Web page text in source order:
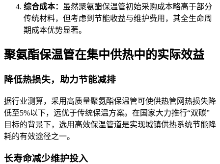
综合成本：
虽然聚氨酯保温管初始采购成本略高于部分
传统材料，但考虑到节能收益与维护费用，其全生命周
期成本优势显著。
聚氨酯保温管在集中供热中的实际效益
降低热损失，助力节能减排
据行业测算，采用高质量聚氨酯保温管可使供热管网热损失降
低至5%以下，远优于传统保温方案。在国家大力推行“双碳”
目标的背景下，选用高效保温管道是实现城镇供热系统节能降
耗的有效途径之一。
长寿命减少维护投入